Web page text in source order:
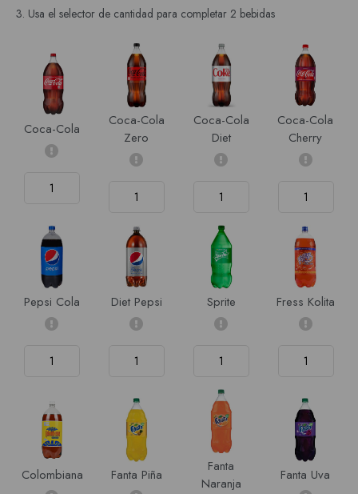
3. Usa el selector de cantidad para completar 2 bebidas
Coca-Cola
Coca-Cola
Zero
Coca-Cola
Diet
Coca-Cola
Cherry
Pepsi Cola Diet Pepsi Sprite Fress Kolita
Colombiana Fanta Piña
Fanta
Naranja
Fanta Uva